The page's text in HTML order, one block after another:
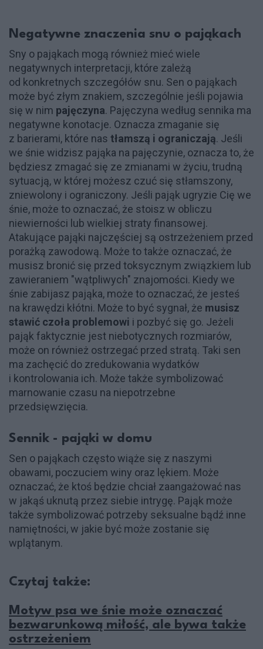
Negatywne znaczenia snu o pająkach
Sny o pająkach mogą również mieć wiele
negatywnych interpretacji, które zależą
od konkretnych szczegółów snu. Sen o pająkach
może być złym znakiem, szczególnie jeśli pojawia
się w nim pajęczyna. Pajęczyna według sennika ma
negatywne konotacje. Oznacza zmaganie się
z barierami, które nas tłamszą i ograniczają. Jeśli
we śnie widzisz pająka na pajęczynie, oznacza to, że
będziesz zmagać się ze zmianami w życiu, trudną
sytuacją, w której możesz czuć się stłamszony,
zniewolony i ograniczony​. Jeśli pająk ugryzie Cię we
śnie, może to oznaczać, że stoisz w obliczu
niewierności lub wielkiej straty finansowej.
Atakujące pająki najczęściej są ostrzeżeniem przed
porażką zawodową. Może to także oznaczać, że
musisz bronić się przed toksycznym związkiem lub
zawieraniem "wątpliwych" znajomości​. Kiedy we
śnie zabijasz pająka, może to oznaczać, że jesteś
na krawędzi kłótni. Może to być sygnał, że musisz
stawić czoła problemowi i pozbyć się go. Jeżeli
pająk faktycznie jest niebotycznych rozmiarów,
może on również ostrzegać przed stratą. Taki sen
ma zachęcić do zredukowania wydatków
i kontrolowania ich. Może także symbolizować
marnowanie czasu na niepotrzebne
przedsięwzięcia​.
Sennik - pająki w domu
Sen o pająkach często wiąże się z naszymi
obawami, poczuciem winy oraz lękiem. Może
oznaczać, że ktoś będzie chciał zaangażować nas
w jakąś uknutą przez siebie intrygę. Pająk może
także symbolizować potrzeby seksualne bądź inne
namiętności, w jakie być może zostanie się
wplątanym.
Czytaj także:
Motyw psa we śnie może oznaczać
bezwarunkową miłość, ale bywa także
ostrzeżeniem